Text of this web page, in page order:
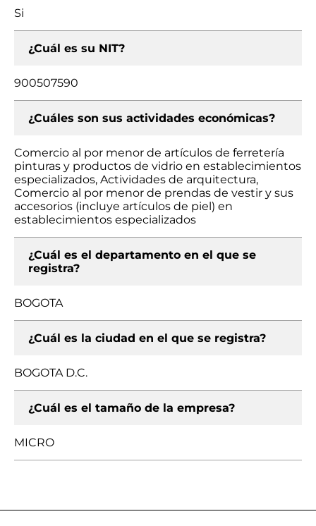
Si
¿Cuál es su NIT?
900507590
¿Cuáles son sus actividades económicas?
Comercio al por menor de artículos de ferretería
pinturas y productos de vidrio en establecimientos
especializados, Actividades de arquitectura,
Comercio al por menor de prendas de vestir y sus
accesorios (incluye artículos de piel) en
establecimientos especializados
¿Cuál es el departamento en el que se
registra?
BOGOTA
¿Cuál es la ciudad en el que se registra?
BOGOTA D.C.
¿Cuál es el tamaño de la empresa?
MICRO